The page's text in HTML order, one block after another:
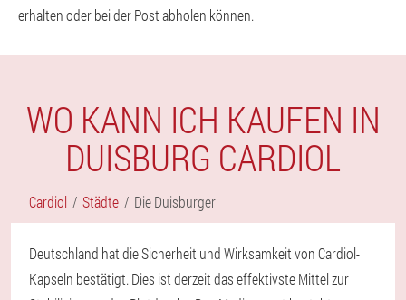
erhalten oder bei der Post abholen können.
WO KANN ICH KAUFEN IN
DUISBURG CARDIOL
Cardiol Städte Die Duisburger
Deutschland hat die Sicherheit und Wirksamkeit von Cardiol-
Kapseln bestätigt. Dies ist derzeit das effektivste Mittel zur